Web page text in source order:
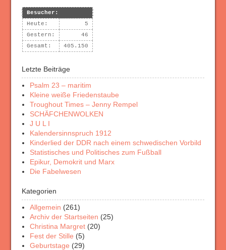
Besucher:
Heute:
5
Gestern:
46
Gesamt:
405.150
Letzte Beiträge
Psalm 23 – maritim
Kleine weiße Friedenstaube
Troughout Times – Jenny Rempel
SCHÄFCHENWOLKEN
J U L I
Kalendersinnspruch 1912
Kinderlied der DDR nach einem schwedischen Vorbild
Statistisches und Politisches zum Fußball
Epikur, Demokrit und Marx
Die Fabelwesen
Kategorien
Allgemein (261)
Archiv der Startseiten (25)
Christina Margret(20)
Fest der Stille (5)
Geburtstage (29)